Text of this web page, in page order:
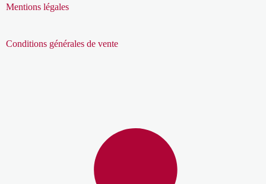
Mentions légales
Conditions générales de vente